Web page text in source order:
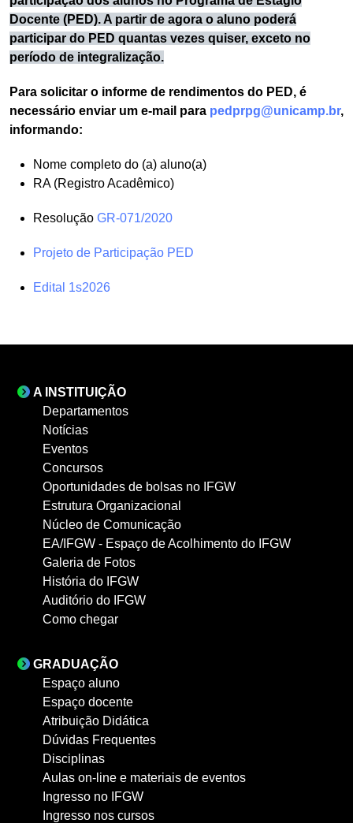
Docente (PED). A partir de agora o aluno poderá
participar do PED quantas vezes quiser, exceto no
período de integralização.
Para solicitar o informe de rendimentos do PED, é
necessário enviar um e-mail para pedprpg@unicamp.br,
informando:
Nome completo do (a) aluno(a)
RA (Registro Acadêmico)
Resolução GR-071/2020
Projeto de Participação PED
Edital 1s2026
A INSTITUIÇÃO
Departamentos
Notícias
Eventos
Concursos
Oportunidades de bolsas no IFGW
Estrutura Organizacional
Núcleo de Comunicação
EA/IFGW - Espaço de Acolhimento do IFGW
Galeria de Fotos
História do IFGW
Auditório do IFGW
Como chegar
GRADUAÇÃO
Espaço aluno
Espaço docente
Atribuição Didática
Dúvidas Frequentes
Disciplinas
Aulas on-line e materiais de eventos
Ingresso no IFGW
Ingresso nos cursos